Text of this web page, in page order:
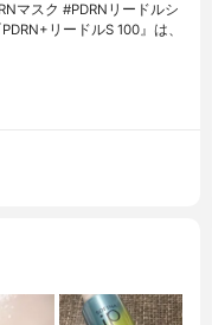
マスク #PDRNリードルシ
リードルS 100』は、